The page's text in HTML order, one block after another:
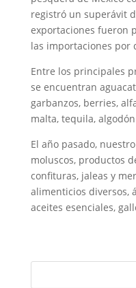
registró un superávit
exportaciones fueron
las importaciones por
Entre los principales
se encuentran
garbanzos, berries,
malta, tequila,
El año pasado,
moluscos, productos
confituras, jaleas y
alimenticios diversos,
aceites esenciales,